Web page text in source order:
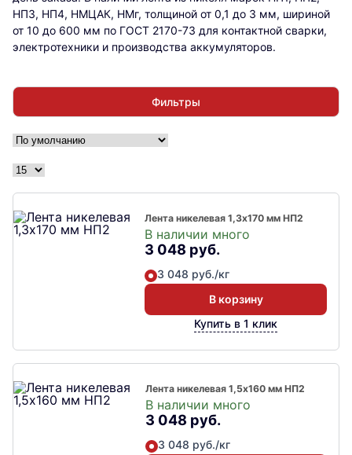
НП3, НП4, НМЦАК, НМг, толщиной от 0,1 до 3 мм, шириной
от 10 до 600 мм по ГОСТ 2170-73 для контактной сварки,
электротехники и производства аккумуляторов.
Фильтры
Лента никелевая 1,3х170 мм НП2
В наличии много
3 048 руб.
3 048 руб./кг
В корзину
Купить в 1 клик
Лента никелевая 1,5х160 мм НП2
В наличии много
3 048 руб.
3 048 руб./кг